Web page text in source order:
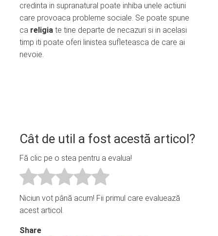
credinta in supranatural poate inhiba unele actiuni
care provoaca probleme sociale. Se poate spune
ca religia te tine departe de necazuri si in acelasi
timp iti poate oferi linistea sufleteasca de care ai
nevoie.
Cât de util a fost acestă articol?
Fă clic pe o stea pentru a evalua!
Niciun vot până acum! Fii primul care evaluează
acest articol.
Share